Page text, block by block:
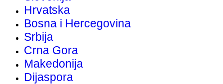
Hrvatska
Bosna i Hercegovina
Srbija
Crna Gora
Makedonija
Dijaspora